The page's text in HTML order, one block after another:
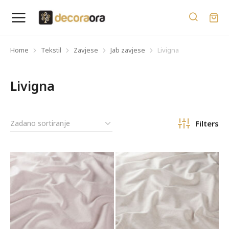
You are here:
Home Tekstil Zavjese Jab zavjese Livigna
Livigna
Filters